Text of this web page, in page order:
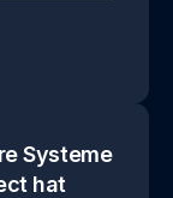
Systeme
hat